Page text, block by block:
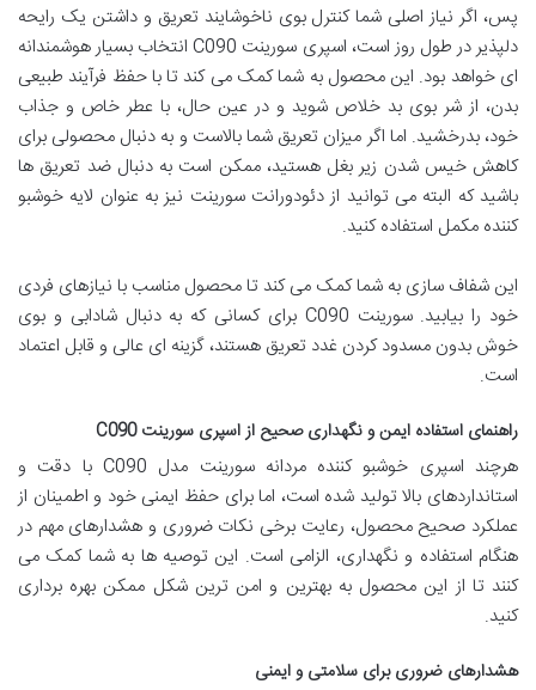
پس، اگر نیاز اصلی شما کنترل بوی ناخوشایند تعریق و داشتن یک رایحه
دلپذیر در طول روز است، اسپری سورینت C090 انتخاب بسیار هوشمندانه
ای خواهد بود. این محصول به شما کمک می کند تا با حفظ فرآیند طبیعی
بدن، از شر بوی بد خلاص شوید و در عین حال، با عطر خاص و جذاب
خود، بدرخشید. اما اگر میزان تعریق شما بالاست و به دنبال محصولی برای
کاهش خیس شدن زیر بغل هستید، ممکن است به دنبال ضد تعریق ها
باشید که البته می توانید از دئودورانت سورینت نیز به عنوان لایه خوشبو
کننده مکمل استفاده کنید.
این شفاف سازی به شما کمک می کند تا محصول مناسب با نیازهای فردی
خود را بیابید. سورینت C090 برای کسانی که به دنبال شادابی و بوی
خوش بدون مسدود کردن غدد تعریق هستند، گزینه ای عالی و قابل اعتماد
است.
راهنمای استفاده ایمن و نگهداری صحیح از اسپری سورینت C090
هرچند اسپری خوشبو کننده مردانه سورینت مدل C090 با دقت و
استانداردهای بالا تولید شده است، اما برای حفظ ایمنی خود و اطمینان از
عملکرد صحیح محصول، رعایت برخی نکات ضروری و هشدارهای مهم در
هنگام استفاده و نگهداری، الزامی است. این توصیه ها به شما کمک می
کنند تا از این محصول به بهترین و امن ترین شکل ممکن بهره برداری
کنید.
هشدارهای ضروری برای سلامتی و ایمنی